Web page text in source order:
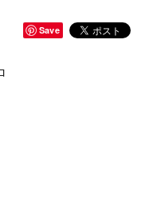
Save